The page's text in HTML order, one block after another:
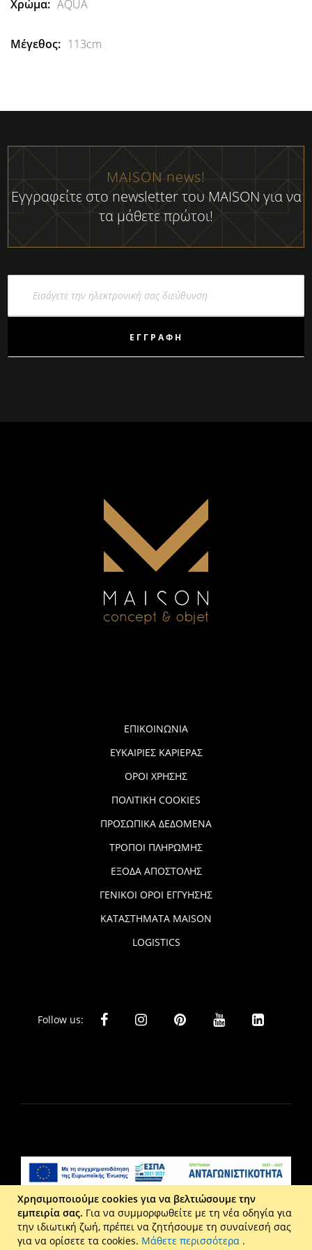
AQUA
113cm
MAISON news!
Εγγραφείτε στο newsletter του MAISON για να
τα μάθετε πρώτοι!
ΕΓΓΡΑΦΉ
ΕΠΙΚΟΙΝΩΝΙΑ
ΕΥΚΑΙΡΙΕΣ ΚΑΡΙΕΡΑΣ
ΟΡΟΙ ΧΡΗΣΗΣ
ΠΟΛΙΤΙΚΗ COOKIES
ΠΡΟΣΩΠΙΚΑ ΔΕΔΟΜΕΝΑ
ΤΡΟΠΟΙ ΠΛΗΡΩΜΗΣ
ΕΞΟΔΑ ΑΠΟΣΤΟΛΗΣ
ΓΕΝΙΚΟΙ ΟΡΟΙ ΕΓΓΥΗΣΗΣ
ΚΑΤΑΣΤΗΜΑΤΑ MAISON
LOGISTICS
Follow us:
Liberta Ε.Π.Ε. - Τ: 2610 201 800 - Ε: eshop@maison.gr -
Γ.Ε.ΜΗ : 036110316000
Χρησιμοποιούμε cookies για να βελτιώσουμε την
εμπειρία σας. Για να συμμορφωθείτε με τη νέα οδηγία για
την ιδιωτική ζωή, πρέπει να ζητήσουμε τη συναίνεσή σας
για να ορίσετε τα cookies. Μάθετε περισσότερα .